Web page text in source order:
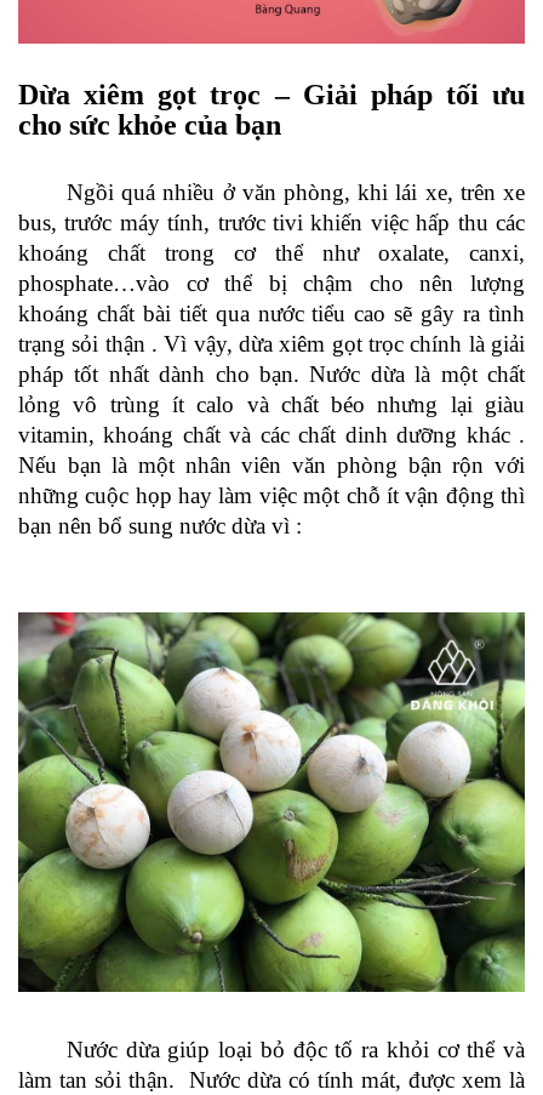
Dừa xiêm gọt trọc – Giải pháp tối ưu
cho sức khỏe của bạn
Ngồi quá nhiều ở văn phòng, khi lái xe, trên xe
bus, trước máy tính, trước tivi khiến việc hấp thu các
khoáng chất trong cơ thể như oxalate, canxi,
phosphate…vào cơ thể bị chậm cho nên lượng
khoáng chất bài tiết qua nước tiểu cao sẽ gây ra tình
trạng sỏi thận . Vì vậy, dừa xiêm gọt trọc chính là giải
pháp tốt nhất dành cho bạn. Nước dừa là một chất
lỏng vô trùng ít calo và chất béo nhưng lại giàu
vitamin, khoáng chất và các chất dinh dưỡng khác .
Nếu bạn là một nhân viên văn phòng bận rộn với
những cuộc họp hay làm việc một chỗ ít vận động thì
bạn nên bổ sung nước dừa vì :
Nước dừa giúp loại bỏ độc tố ra khỏi cơ thể và
làm tan sỏi thận. Nước dừa có tính mát, được xem là